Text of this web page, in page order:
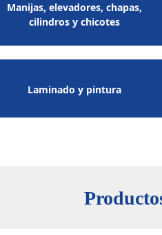
Manijas, elevadores, chapas,
cilindros y chicotes
Laminado y pintura